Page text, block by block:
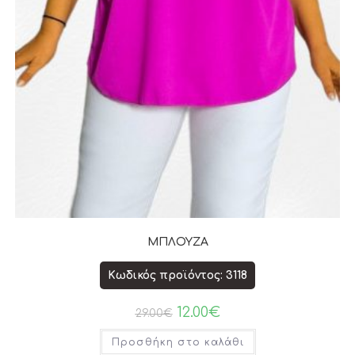
ΜΠΛΟΥΖΑ
Κωδικός προϊόντος: 3118
29.00€ 12.00€
Προσθήκη στο καλάθι